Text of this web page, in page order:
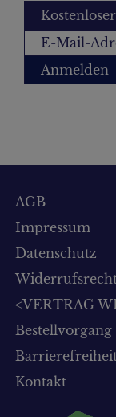
Anmelden
AGB
Impressum
Datenschutz
<VERTRAG
Bestellvorgang
Kontakt